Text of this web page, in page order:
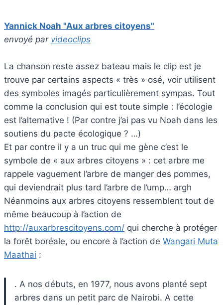
Yannick Noah "Aux arbres citoyens"
envoyé par videoclips
La chanson reste assez bateau mais le clip est je
trouve par certains aspects « très » osé, voir utilisent
des symboles imagés particulièrement sympas. Tout
comme la conclusion qui est toute simple : l’écologie
est l’alternative ! (Par contre j’ai pas vu Noah dans les
soutiens du pacte écologique ? …)
Et par contre il y a un truc qui me gène c’est le
symbole de « aux arbres citoyens » : cet arbre me
rappele vaguement l’arbre de manger des pommes,
qui deviendrait plus tard l’arbre de l’ump… argh
Néanmoins aux arbres citoyens ressemblent tout de
même beaucoup à l’action de
http://auxarbrescitoyens.com/ qui cherche à protéger
la forêt boréale, ou encore à l’action de Wangari Muta
Maathai :
. A nos débuts, en 1977, nous avons planté sept
arbres dans un petit parc de Nairobi. A cette